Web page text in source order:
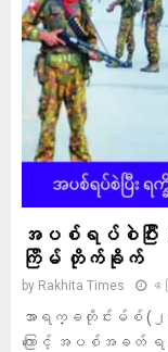
အပစ်ရပ်စဲပြီ
ကြိမ် တိုက်ခိုက်
by Rakhita Times ဧ
အာရက္ခတိုင်းမ်စ် (
ကြောင့် အပစ်အခတ် ရ